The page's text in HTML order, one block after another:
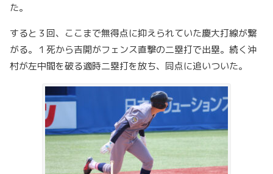
た。
すると３回、ここまで無得点に抑えられていた慶大打線が繋
がる。１死から吉開がフェンス直撃の二塁打で出塁。続く沖
村が左中間を破る適時二塁打を放ち、同点に追いついた。